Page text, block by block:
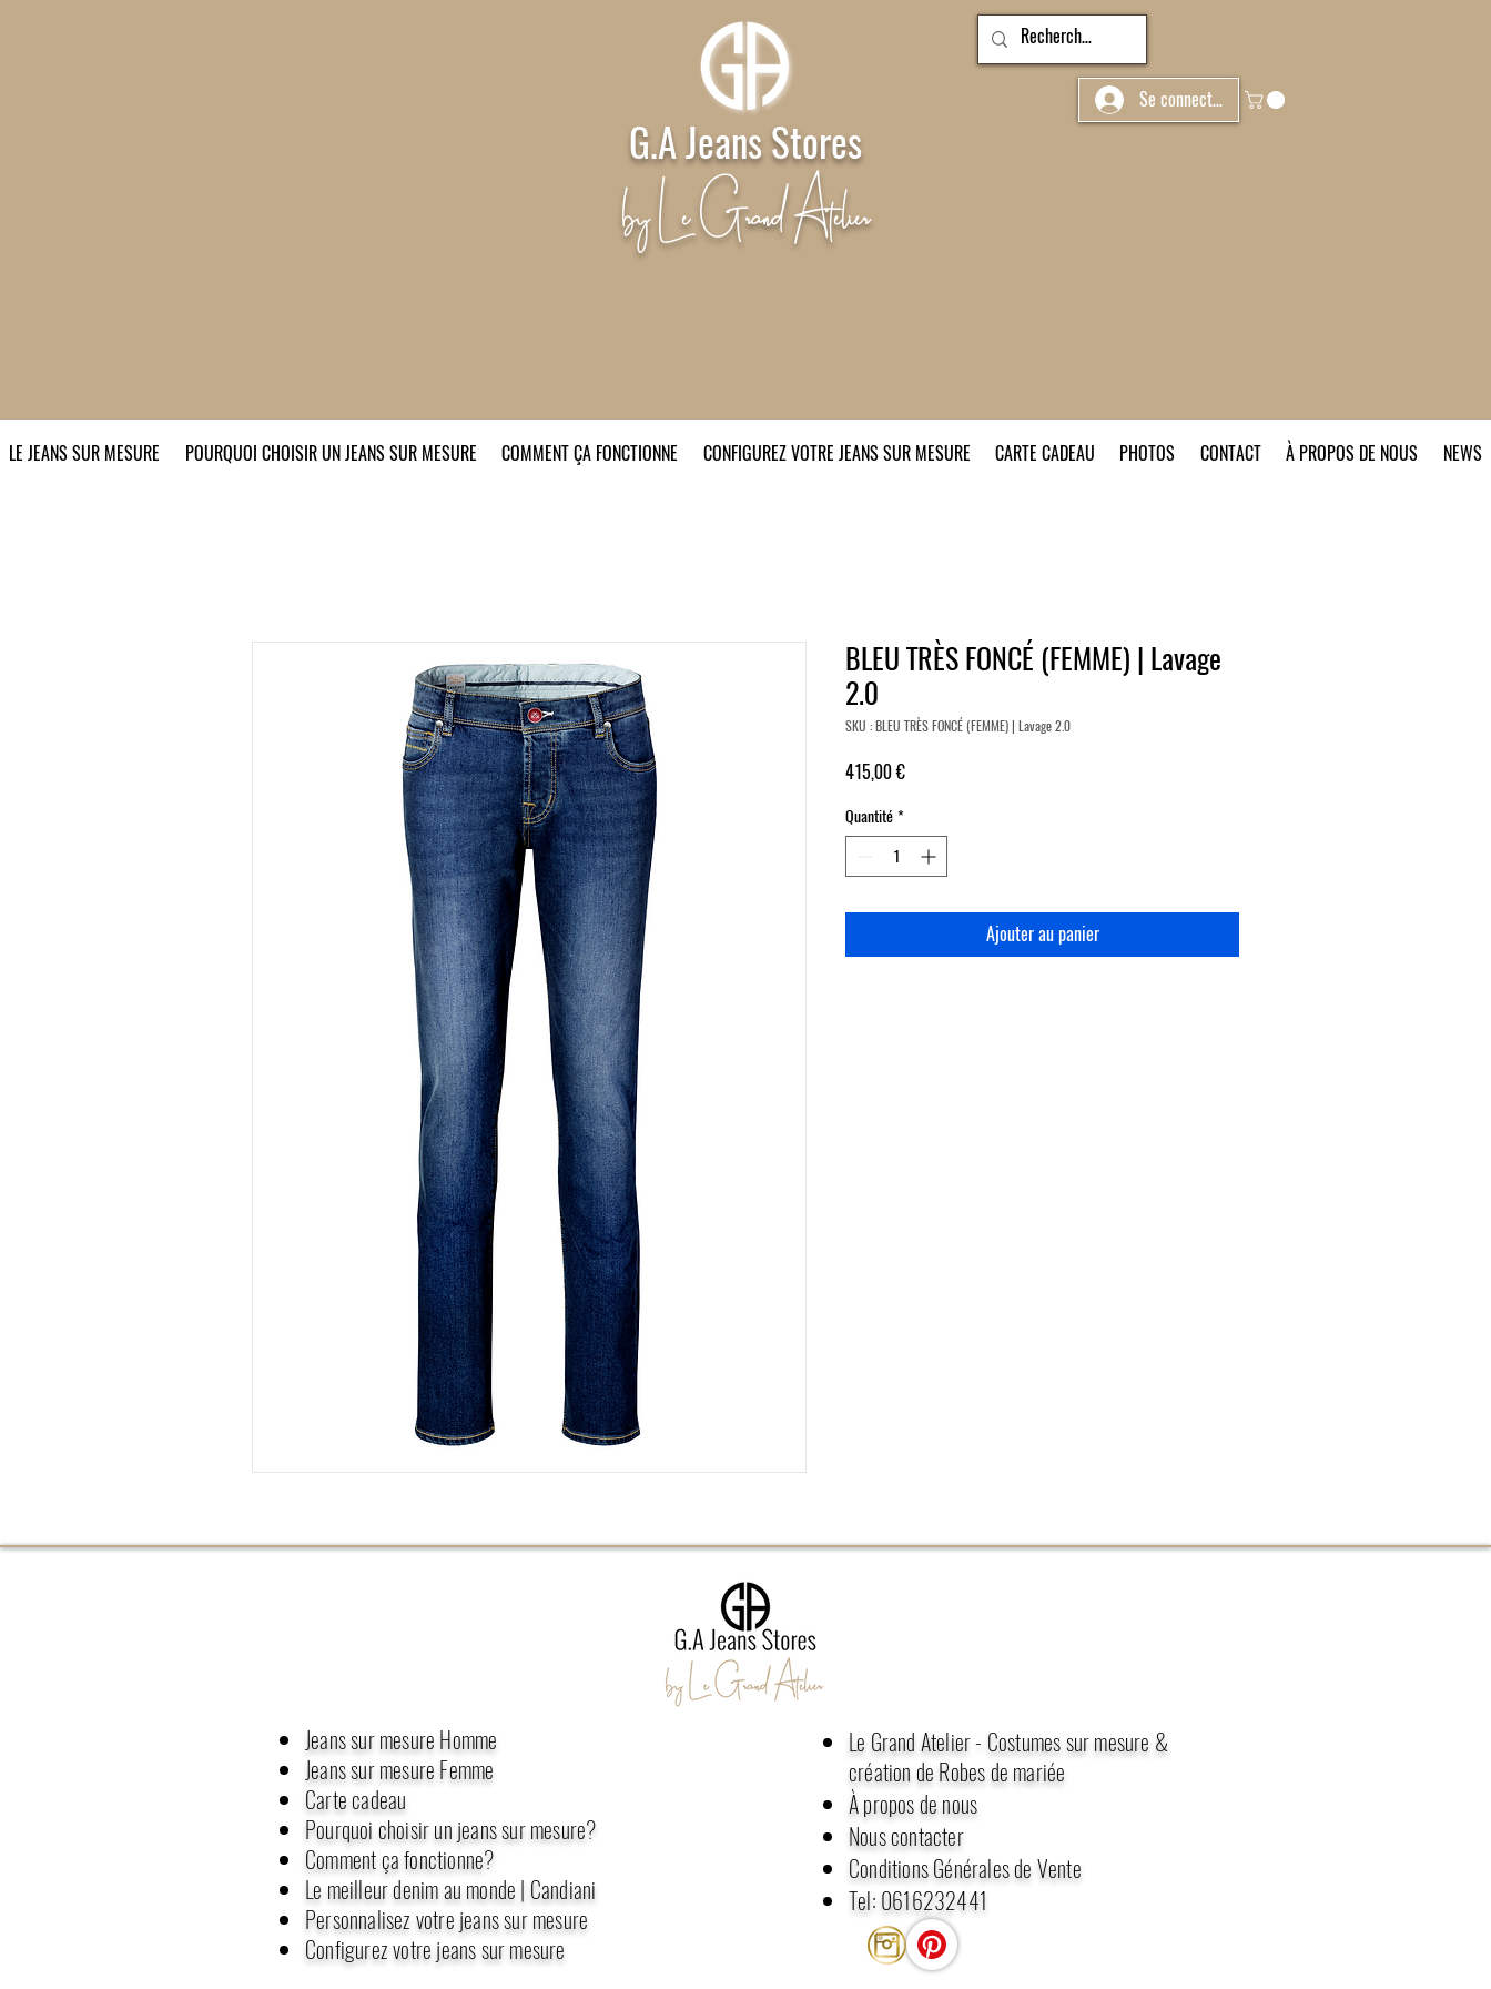
G.A Jeans Stores
by Le Grand Atelier
Se connecter
LE JEANS SUR MESURE POURQUOI CHOISIR UN JEANS SUR MESURE COMMENT ÇA FONCTIONNE CONFIGUREZ VOTRE JEANS SUR MESURE CARTE CADEAU PHOTOS CONTACT À PROPOS DE NOUS NEWS
BLEU TRÈS FONCÉ (FEMME) | Lavage
2.0
SKU : BLEU TRÈS FONCÉ (FEMME) | Lavage 2.0
415,00 €Prix
Quantité *
Ajouter au panier
Jeans sur mesure Homme
Jeans sur mesure Femme
Carte cadeau
Pourquoi choisir un jeans sur mesure?
Comment ça fonctionne?
Le meilleur denim au monde | Candiani
Personnalisez votre jeans sur mesure
Configurez votre jeans sur mesure
Le Grand Atelier - Costumes sur mesure &
création de Robes de mariée
À propos de nous
Nous contacter
Conditions Générales de Vente
Tel: 0616232441